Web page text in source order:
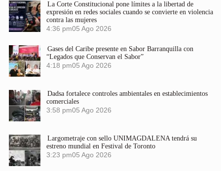
La Corte Constitucional pone límites a la libertad de
expresión en redes sociales cuando se convierte en violencia
contra las mujeres
4:36 pm05 Ago 2026
Gases del Caribe presente en Sabor Barranquilla con
“Legados que Conservan el Sabor”
4:18 pm05 Ago 2026
Dadsa fortalece controles ambientales en establecimientos
comerciales
3:58 pm05 Ago 2026
Largometraje con sello UNIMAGDALENA tendrá su
estreno mundial en Festival de Toronto
3:23 pm05 Ago 2026